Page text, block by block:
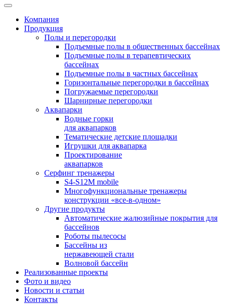
Компания
Продукция
Полы и перегородки
Подъемные полы в общественных бассейнах
Подъемные полы в терапевтических
бассейнах
Подъемные полы в частных бассейнах
Горизонтальные перегородки в бассейнах
Погружаемые перегородки
Шарнирные перегородки
Аквапарки
Водные горки
для аквапарков
Тематические детские площадки
Игрушки для аквапарка
Проектирование
аквапарков
Серфинг тренажеры
S4-S12M mobile
Многофункциональные тренажеры
конструкции «все-в-одном»
Другие продукты
Автоматические жалюзийные покрытия для
бассейнов
Роботы пылесосы
Бассейны из
нержавеющей стали
Волновой бассейн
Реализованные проекты
Фото и видео
Новости и статьи
Контакты